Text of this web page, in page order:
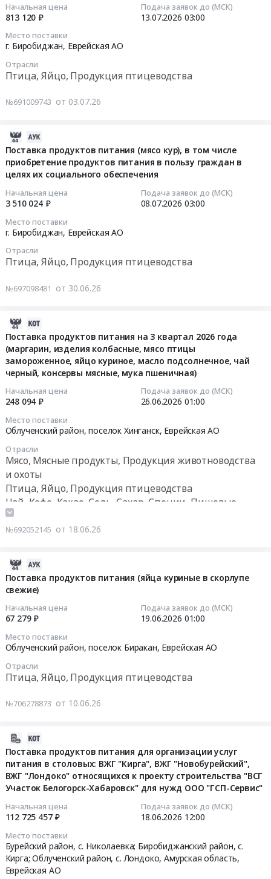
Начальная цена
813 120 ₽
Подача заявок до (МСК)
13.07.2026 03:00
Место поставки
г. Биробиджан, Еврейская АО
Отрасли
Птица, Яйцо, Продукция птицеводства
№691009743 от 03.07.26
Поставка продуктов питания (мясо кур), в том числе
приобретение продуктов питания в пользу граждан в
целях их социального обеспечения
Начальная цена
3 510 024 ₽
Подача заявок до (МСК)
08.07.2026 03:00
Место поставки
г. Биробиджан, Еврейская АО
Отрасли
Птица, Яйцо, Продукция птицеводства
№697098481 от 30.06.26
Поставка продуктов питания на 3 квартал 2026 года
(маргарин, изделия колбасные, мясо птицы
замороженное, яйцо куриное, масло подсолнечное, чай
черный, консервы мясные, мука пшеничная)
Начальная цена
248 094 ₽
Подача заявок до (МСК)
26.06.2026 01:00
Место поставки
Облученский район, поселок Хинганск, Еврейская АО
Отрасли
Мясо, Мясные продукты, Продукция животноводства
и охоты
Птица, Яйцо, Продукция птицеводства
Чай, Кофе, Какао, Соль, Сахар, Специи, Пищевые
добавки, Консервы, Бакалея
№692052145 от 18.06.26
Поставка продуктов питания (яйца куриные в скорлупе
свежие)
Начальная цена
67 279 ₽
Подача заявок до (МСК)
19.06.2026 01:00
Место поставки
Облученский район, поселок Биракан, Еврейская АО
Отрасли
Птица, Яйцо, Продукция птицеводства
№706278873 от 10.06.26
Поставка продуктов питания для организации услуг
питания в столовых: ВЖГ "Кирга", ВЖГ "Новобурейский",
ВЖГ "Лондоко" относящихся к проекту строительства "ВСГ
Участок Белогорск-Хабаровск" для нужд ООО "ГСП-Сервис"
Начальная цена
112 725 457 ₽
Подача заявок до (МСК)
18.06.2026 12:00
Место поставки
Бурейский район, с. Николаевка; Биробиджанский район, с.
Кирга; Облученский район, с. Лондоко,Амурская область,
Еврейская АО